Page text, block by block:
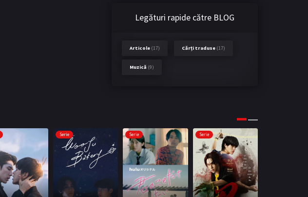
Legături rapide către BLOG
Articole (17) Cărți traduse (17)
Muzică (9)
Serie Serie Serie